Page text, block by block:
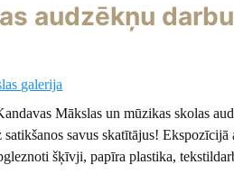
audzēkņu
galerija
Mākslas un mūzikas skolas
savus skatītājus!
šķīvji, papīra plastika,